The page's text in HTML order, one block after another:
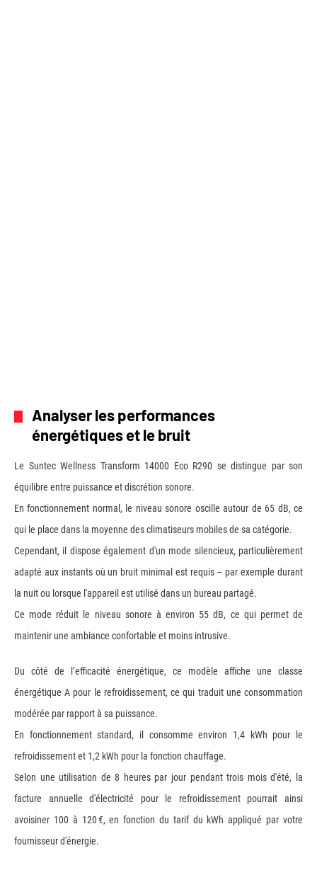
Analyser les performances
énergétiques et le bruit
Le Suntec Wellness Transform 14000 Eco R290 se distingue par son
équilibre entre puissance et discrétion sonore.
En fonctionnement normal, le niveau sonore oscille autour de 65 dB, ce
qui le place dans la moyenne des climatiseurs mobiles de sa catégorie.
Cependant, il dispose également d'un mode silencieux, particulièrement
adapté aux instants où un bruit minimal est requis – par exemple durant
la nuit ou lorsque l'appareil est utilisé dans un bureau partagé.
Ce mode réduit le niveau sonore à environ 55 dB, ce qui permet de
maintenir une ambiance confortable et moins intrusive.
Du côté de l’efficacité énergétique, ce modèle affiche une classe
énergétique A pour le refroidissement, ce qui traduit une consommation
modérée par rapport à sa puissance.
En fonctionnement standard, il consomme environ 1,4 kWh pour le
refroidissement et 1,2 kWh pour la fonction chauffage.
Selon une utilisation de 8 heures par jour pendant trois mois d'été, la
facture annuelle d'électricité pour le refroidissement pourrait ainsi
avoisiner 100 à 120 €, en fonction du tarif du kWh appliqué par votre
fournisseur d'énergie.